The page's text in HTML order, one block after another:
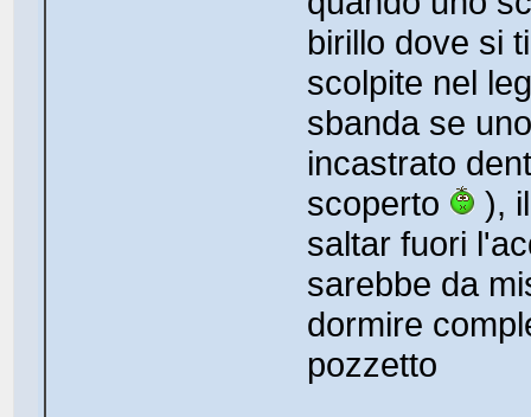
birillo dove si
scolpite nel
sbanda se
incastrato
scoperto
),
saltar fuori
sarebbe da
dormire
pozzetto